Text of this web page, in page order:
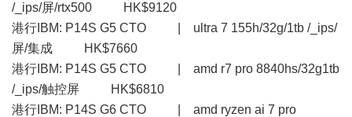
/_ips/屏/rtx500 HK$9120
港行IBM: P14S G5 CTO | ultra 7 155h/32g/1tb /_ips/
屏/集成 HK$7660
港行IBM: P14S G5 CTO | amd r7 pro 8840hs/32g1tb
/_ips/触控屏 HK$6810
港行IBM: P14S G6 CTO | amd ryzen ai 7 pro